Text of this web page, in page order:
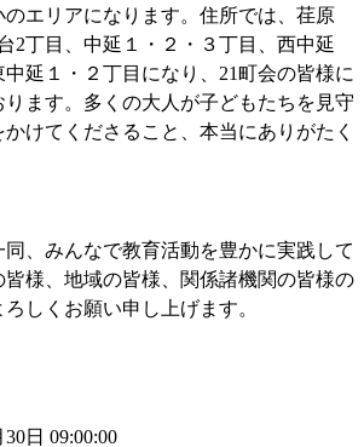
エリアになります。住所では、荏原
2丁目、中延１・２・３丁目、西中延
中延１・２丁目になり、21町会の皆様に
ます。多くの大人が子どもたちを見守
けてくださること、本当にありがたく
、みんなで教育活動を豊かに実践して
様、地域の皆様、関係諸機関の皆様の
しくお願い申し上げます。
日 09:00:00